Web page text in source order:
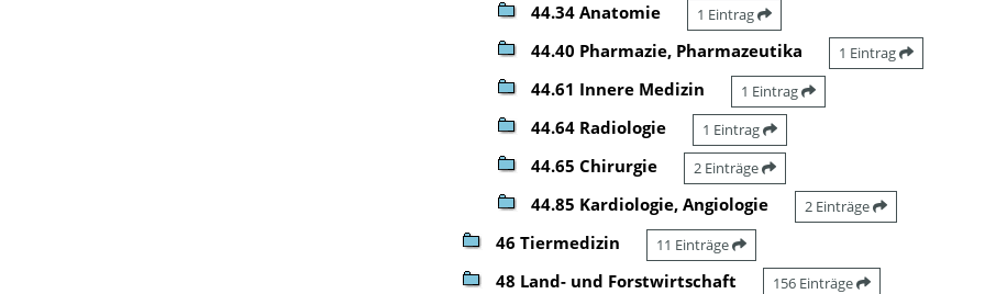
44.34 Anatomie 1 Eintrag
44.40 Pharmazie, Pharmazeutika 1 Eintrag
44.61 Innere Medizin 1 Eintrag
44.64 Radiologie 1 Eintrag
44.65 Chirurgie 2 Einträge
44.85 Kardiologie, Angiologie 2 Einträge
46 Tiermedizin 11 Einträge
48 Land- und Forstwirtschaft 156 Einträge